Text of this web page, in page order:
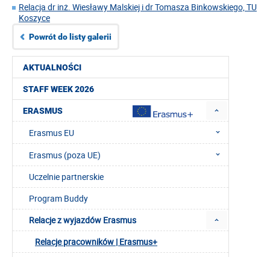
AKTUALNOŚCI
STAFF WEEK 2026
ERASMUS
Erasmus EU
Erasmus (poza UE)
Uczelnie partnerskie
Program Buddy
Relacje z wyjazdów Erasmus
Relacje pracowników | Erasmus+
Relacja dr inż. Wiesławy Malskiej i dr Tomasza Binkowskiego, TU
Koszyce
Powrót do listy galerii